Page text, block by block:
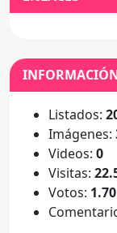
Listados:
Imágenes:
Videos: 0
Visitas:
Votos: